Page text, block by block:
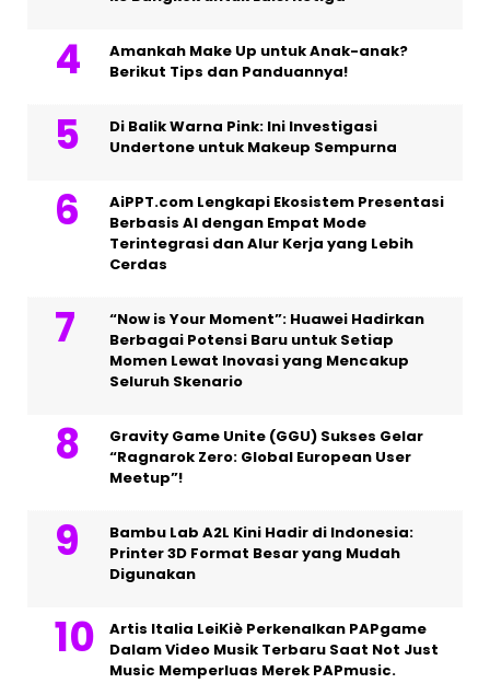
Amankah Make Up untuk Anak-anak?
Berikut Tips dan Panduannya!
Di Balik Warna Pink: Ini Investigasi
Undertone untuk Makeup Sempurna
AiPPT.com Lengkapi Ekosistem Presentasi
Berbasis AI dengan Empat Mode
Terintegrasi dan Alur Kerja yang Lebih
Cerdas
“Now is Your Moment”: Huawei Hadirkan
Berbagai Potensi Baru untuk Setiap
Momen Lewat Inovasi yang Mencakup
Seluruh Skenario
Gravity Game Unite (GGU) Sukses Gelar
“Ragnarok Zero: Global European User
Meetup”!
Bambu Lab A2L Kini Hadir di Indonesia:
Printer 3D Format Besar yang Mudah
Digunakan
Artis Italia LeiKiè Perkenalkan PAPgame
Dalam Video Musik Terbaru Saat Not Just
Music Memperluas Merek PAPmusic.